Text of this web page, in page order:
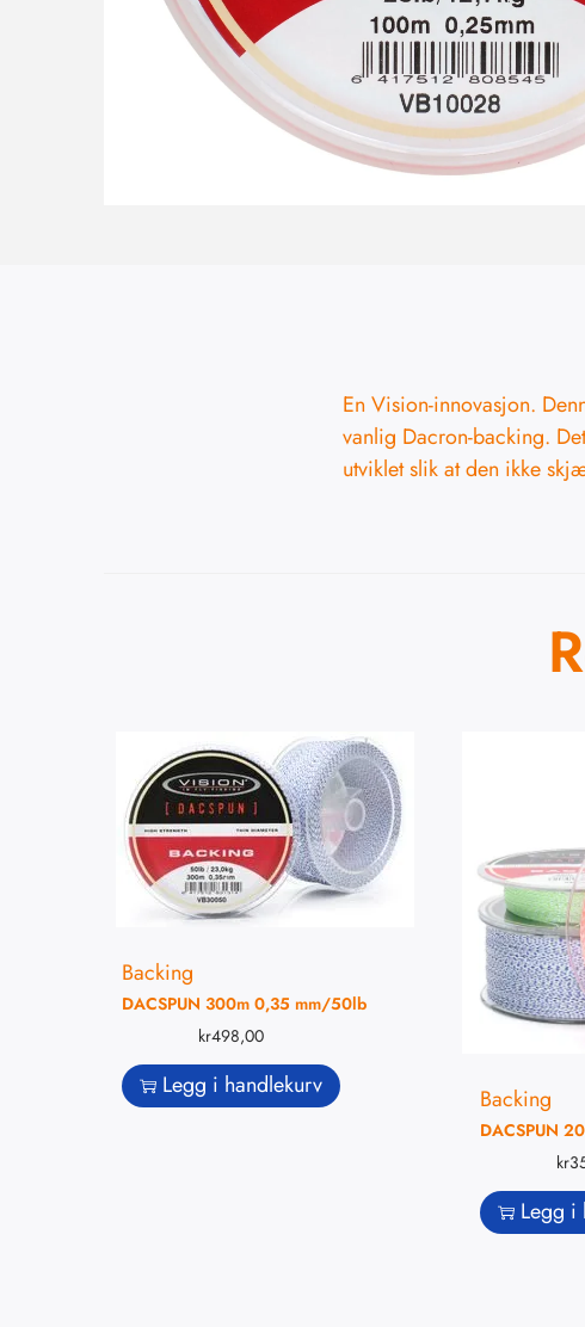
En Vision-innovasjon.
vanlig Dacron-backing.
utviklet slik at den ikke
Backing
DACSPUN 300m 0,35 mm/50lb
kr498,00
Legg i handlekurv Backing
DACSPUN
kr
Legg i